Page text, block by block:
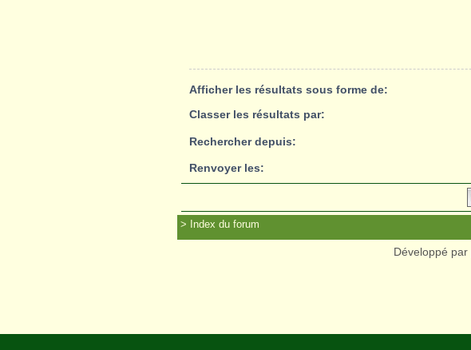
Afficher les résultats sous forme de:
Classer les résultats par:
Rechercher depuis:
Renvoyer les:
Index du forum
Développé par